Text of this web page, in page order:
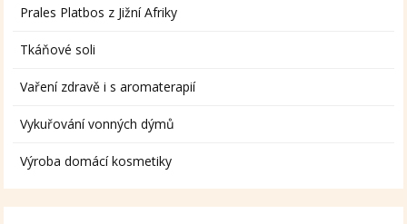
Prales Platbos z Jižní Afriky
Tkáňové soli
Vaření zdravě i s aromaterapií
Vykuřování vonných dýmů
Výroba domácí kosmetiky